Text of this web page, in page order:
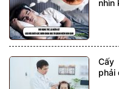
nhìn
Cấy
phải